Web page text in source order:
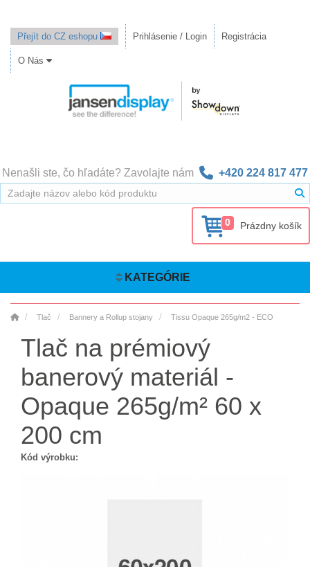
Přejít do CZ eshopu Prihlásenie / Login Registrácia
O Nás
Nenašli ste, čo hľadáte? Zavolajte nám +420 224 817 477
0 Prázdny košík
KATEGÓRIE
Tlač Bannery a Rollup stojany Tissu Opaque 265g/m2 - ECO
Tlač na prémiový
banerový materiál -
Opaque 265g/m² 60 x
200 cm
Kód výrobku: